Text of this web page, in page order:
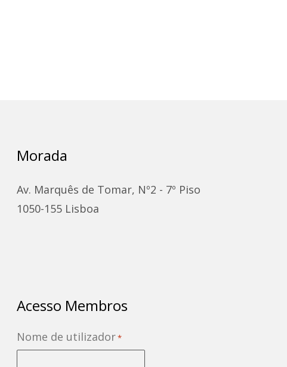
Morada
Av. Marquês de Tomar, Nº2 - 7º Piso
1050-155 Lisboa
Acesso Membros
Nome de utilizador*